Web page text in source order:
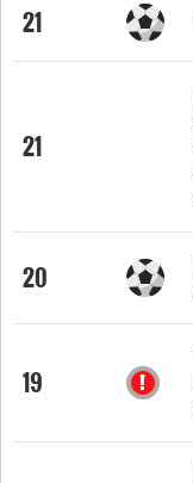
21
21
20
19